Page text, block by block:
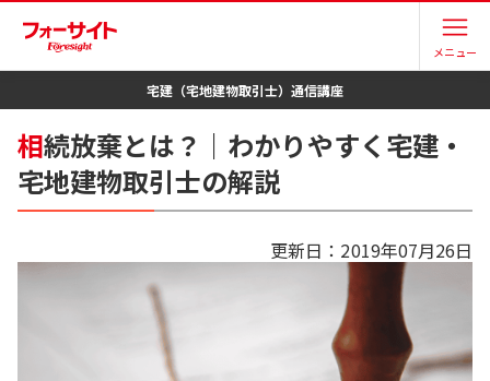
メニュー
宅建（宅地建物取引士）通信講座
相続放棄とは？｜わかりやすく宅建・
宅地建物取引士の解説
更新日： 2019年07月26日